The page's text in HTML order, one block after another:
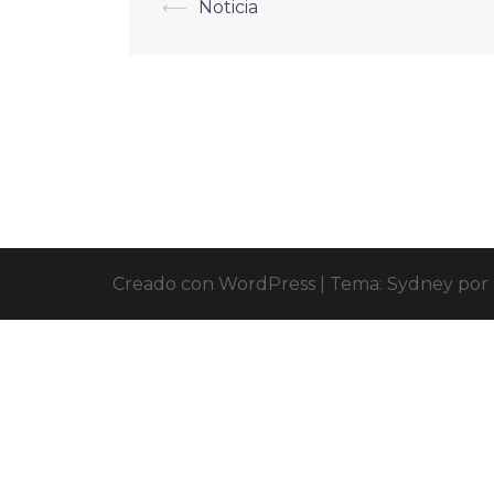
⟵ Noticia
Creado con WordPress Tema: Sydney por